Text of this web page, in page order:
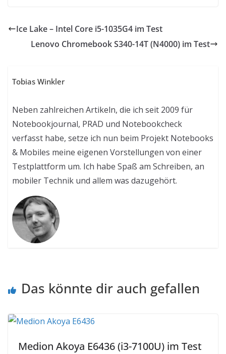
Ice Lake – Intel Core i5-1035G4 im Test
Lenovo Chromebook S340-14T (N4000) im Test
Tobias Winkler
Neben zahlreichen Artikeln, die ich seit 2009 für
Notebookjournal, PRAD und Notebookcheck
verfasst habe, setze ich nun beim Projekt Notebooks
& Mobiles meine eigenen Vorstellungen von einer
Testplattform um. Ich habe Spaß am Schreiben, an
mobiler Technik und allem was dazugehört.
Das könnte dir auch gefallen
Medion Akoya E6436 (i3-7100U) im Test